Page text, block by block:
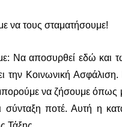
να τους σταματήσουμε!
Να αποσυρθεί εδώ και
την Κοινωνική
να ζήσουμε όπως
σύνταξη ποτέ. Αυτή η